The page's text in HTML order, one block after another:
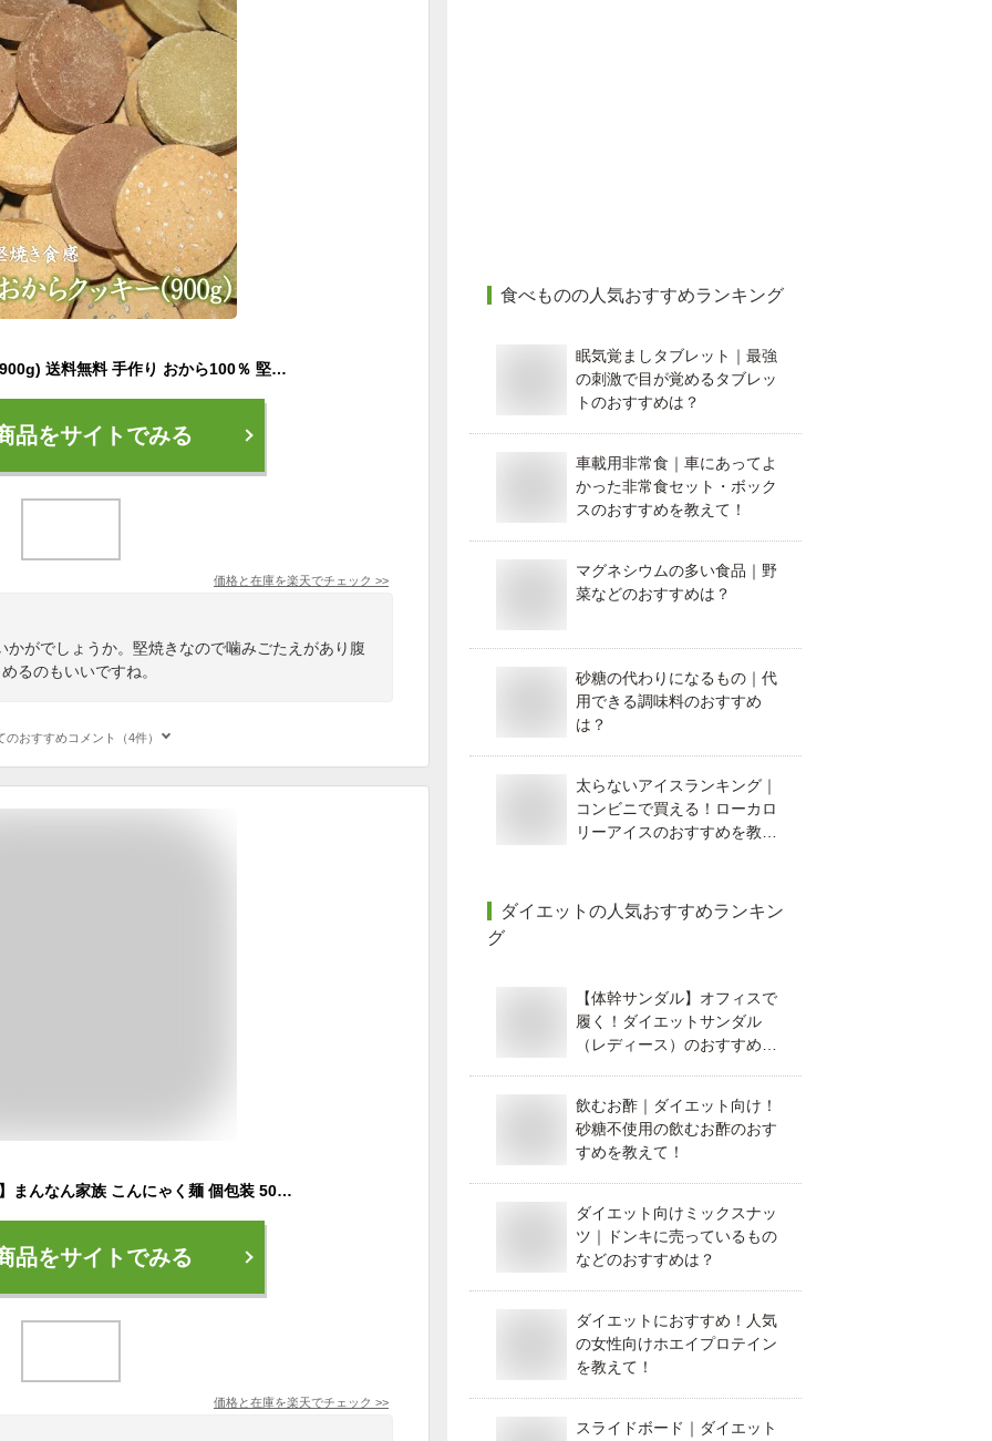
豆乳おからクッキー (900g) 送料無料 手作り おから100％ 堅焼き 厳選フレーバー7種入り！ 噛みごたえ 腹持ちが違います！ おからクッキー ハード ヘルシー プレーン 白ゴマ 黒ゴマ 紅茶 ココナッツ 緑茶 ココア
品をサイトでみる
価格と在庫を楽天でチェック >>
かがでしょうか。堅焼きなので噛みごたえがあり腹
るのもいいですね。
のおすすめコメント（4件）
【ランキング1位獲得】まんなん家族 こんにゃく麺 個包装 50個 セット 【 こんにゃくラーメン 糖質制限 糖質オフ 業務用 こんにゃく麺 低糖質 低カロリー 低GI食品 ダイエット食品 置き換え 満腹感 乾燥しらたき ダイエット 腹持ち ラーメン パスタ うどん 】
品をサイトでみる
価格と在庫を楽天でチェック >>
食べものの人気おすすめランキング
眠気覚ましタブレット｜最強
の刺激で目が覚めるタブレッ
トのおすすめは？
車載用非常食｜車にあってよ
かった非常食セット・ボック
スのおすすめを教えて！
マグネシウムの多い食品｜野
菜などのおすすめは？
砂糖の代わりになるもの｜代
用できる調味料のおすすめ
は？
太らないアイスランキング｜
コンビニで買える！ローカロ
リーアイスのおすすめを教え
ダイエット の人気おすすめランキン
グ
【体幹サンダル】オフィスで
履く！ダイエットサンダル
（レディース）のおすすめ
飲むお酢｜ダイエット向け！
砂糖不使用の飲むお酢のおす
すめを教えて！
ダイエット向けミックスナッ
ツ｜ドンキに売っているもの
などのおすすめは？
ダイエットにおすすめ！人気
の女性向けホエイプロテイン
を教えて！
スライドボード｜ダイエット